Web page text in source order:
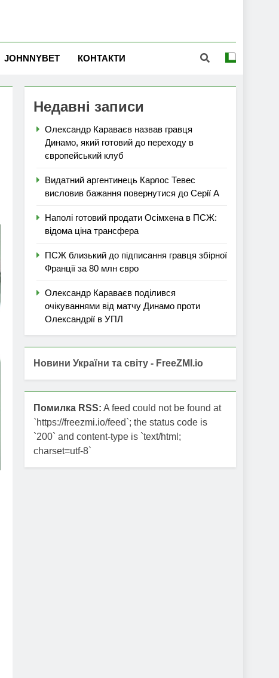
JOHNNYBET КОНТАКТИ
Недавні записи
Олександр Караваєв назвав гравця
Динамо, який готовий до переходу в
європейський клуб
Видатний аргентинець Карлос Тевес
висловив бажання повернутися до Серії А
Наполі готовий продати Осімхена в ПСЖ:
відома ціна трансфера
ПСЖ близький до підписання гравця збірної
Франції за 80 млн євро
Олександр Караваєв поділився
очікуваннями від матчу Динамо проти
Олександрії в УПЛ
Новини України та світу - FreeZMI.io
Помилка RSS: A feed could not be found at
`https://freezmi.io/feed`; the status code is
`200` and content-type is `text/html;
charset=utf-8`